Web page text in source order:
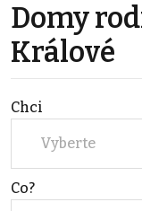
Domy
Králové
Chci
Vyberte
Co?